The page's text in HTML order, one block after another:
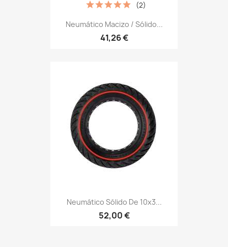
Neumático Macizo / Sólido...
41,26 €
(2)
Neumático Sólido De 10x3...
52,00 €